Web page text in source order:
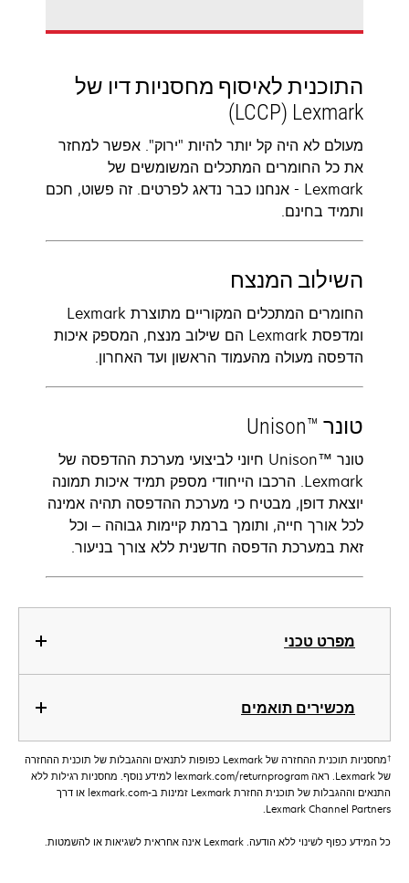
מפרט טכני
מכשירים תואמים
התוכנית לאיסוף מחסניות דיו של
Lexmark ‏(LCCP)‬
מעולם לא היה קל יותר להיות "ירוק". אפשר למחזר
את כל החומרים המתכלים המשומשים של
Lexmark - אנחנו כבר נדאג לפרטים. זה פשוט, חכם
ותמיד בחינם.
השילוב המנצח
החומרים המתכלים המקוריים מתוצרת Lexmark
ומדפסת Lexmark הם שילוב מנצח, המספק איכות
הדפסה מעולה מהעמוד הראשון ועד האחרון.
טונר Unison™‎
טונר Unison™‎ חיוני לביצועי מערכת ההדפסה של
Lexmark. הרכבו הייחודי מספק תמיד איכות תמונה
יוצאת דופן, מבטיח כי מערכת ההדפסה תהיה אמינה
לכל אורך חייה, ותומך ברמת קיימות גבוהה – וכל
זאת במערכת הדפסה חדשנית ללא צורך בניעור.
†
מחסניות תוכנית ההחזרה של Lexmark כפופות לתנאים וההגבלות של תוכנית ההחזרה
של Lexmark. ראה lexmark.com/returnprogram למידע נוסף. מחסניות רגילות ללא
התנאים וההגבלות של תוכנית החזרת Lexmark זמינות ב-lexmark.com או דרך
Lexmark Channel Partners.
כל המידע כפוף לשינוי ללא הודעה. Lexmark אינה אחראית לשגיאות או להשמטות.